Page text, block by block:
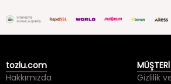
tozlu.com
Hakkımızda
Gizlilik